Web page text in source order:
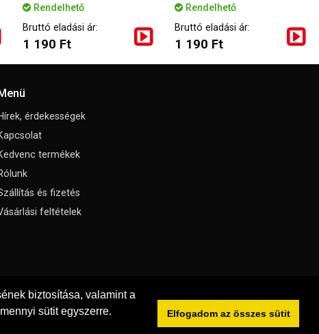
biztosítása, valamint a
sütit egyszerre.
Elfogadom az összes sütit
Rendelhető
Bruttó eladási ár:
1 190 Ft
Rendelhető
Bruttó eladási ár:
1 190 Ft
érdekességek
termékek
és fizetés
feltételek